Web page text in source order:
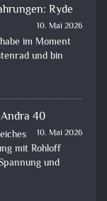
Ryde
10. Mai 2026
im Moment
und bin
40
10. Mai 2026
mit Rohloff
und